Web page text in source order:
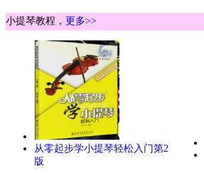
小提琴教程， 更多>>
从零起步学小提琴轻松入门第2
版